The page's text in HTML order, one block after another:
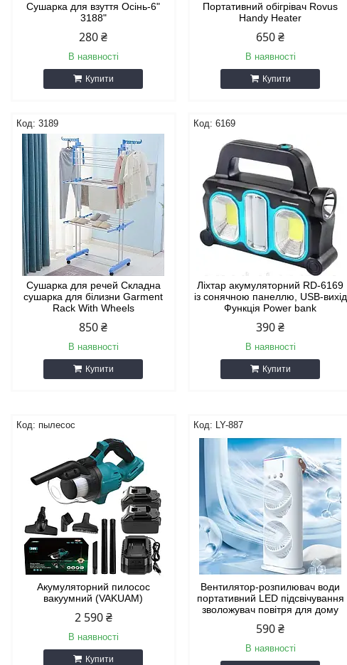
Сушарка для взуття Осінь-6"
3188"
280 ₴
В наявності
Купити
Портативний обігрівач Rovus
Handy Heater
650 ₴
В наявності
Купити
3189
Сушарка для речей Складна
сушарка для білизни Garment
Rack With Wheels
850 ₴
В наявності
Купити
6169
Ліхтар акумуляторний RD-6169
із сонячною панеллю, USB-вихід
Функція Power bank
390 ₴
В наявності
Купити
пылесос
Акумуляторний пилосос
вакуумний (VAKUAM)
2 590 ₴
В наявності
Купити
LY-887
Вентилятор-розпилювач води
портативний LED підсвічування
зволожувач повітря для дому
590 ₴
В наявності